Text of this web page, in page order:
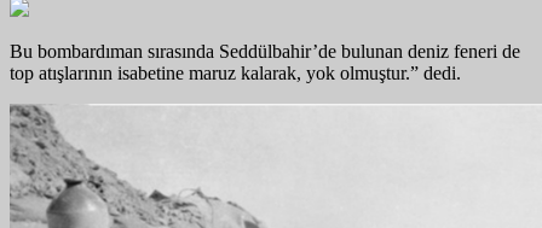
Bu bombardıman sırasında Seddülbahir’de bulunan deniz feneri de
top atışlarının isabetine maruz kalarak, yok olmuştur.” dedi.